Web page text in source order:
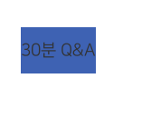
30분 Q&A